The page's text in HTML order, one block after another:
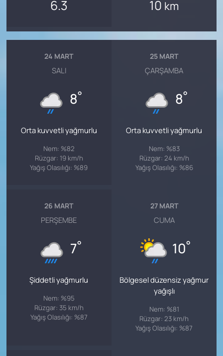
6.3 10 km
24 MART
SALI
8°
Orta kuvvetli yağmurlu
Nem: %82
Rüzgar: 19 km/h
Yağış Olasılığı: %89
25 MART
ÇARŞAMBA
8°
Orta kuvvetli yağmurlu
Nem: %83
Rüzgar: 24 km/h
Yağış Olasılığı: %86
26 MART
PERŞEMBE
7°
Şiddetli yağmurlu
Nem: %95
Rüzgar: 35 km/h
Yağış Olasılığı: %87
27 MART
CUMA
10°
Bölgesel düzensiz yağmur
yağışlı
Nem: %81
Rüzgar: 23 km/h
Yağış Olasılığı: %87